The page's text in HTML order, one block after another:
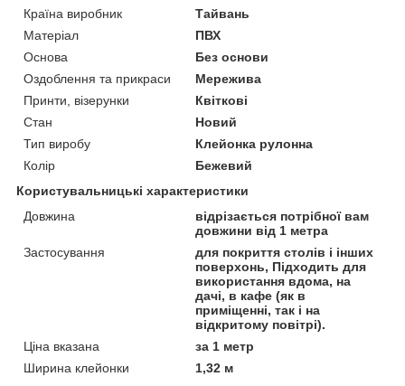
Країна виробник
Тайвань
Матеріал
ПВХ
Основа
Без основи
Оздоблення та прикраси
Мережива
Принти, візерунки
Квіткові
Стан
Новий
Тип виробу
Клейонка рулонна
Колір
Бежевий
Користувальницькі характеристики
Довжина
відрізається потрібної вам
довжини від 1 метра
Застосування
для покриття столів і інших
поверхонь, Підходить для
використання вдома, на
дачі, в кафе (як в
приміщенні, так і на
відкритому повітрі).
Ціна вказана
за 1 метр
Ширина клейонки
1,32 м